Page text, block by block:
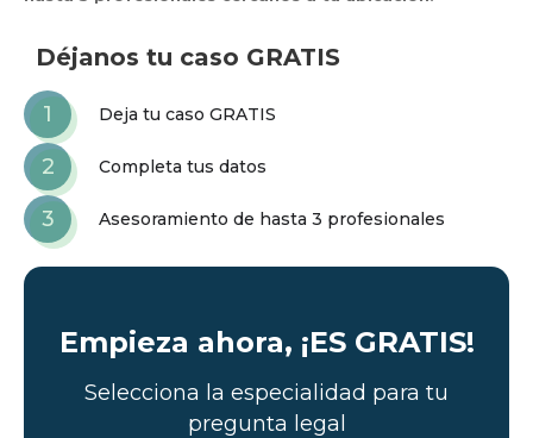
Déjanos tu caso GRATIS
1 Deja tu caso GRATIS
2 Completa tus datos
3 Asesoramiento de hasta 3 profesionales
Empieza ahora, ¡ES GRATIS!
Selecciona la especialidad para tu
pregunta legal